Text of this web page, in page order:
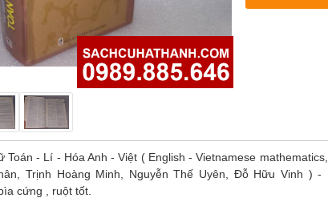
Toán - Lí - Hóa Anh - Việt ( English - Vietnamese
Trịnh Hoàng Minh, Nguyễn Thế Uyên, Đỗ Hữu Vinh )
cứng , ruột tốt.